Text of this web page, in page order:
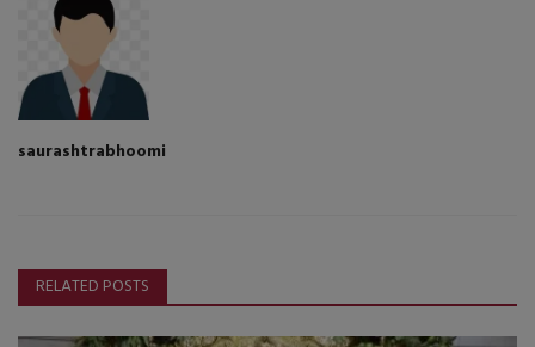
saurashtrabhoomi
RELATED POSTS